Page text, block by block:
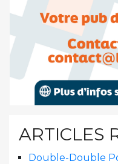
ARTICLES
Double-Double